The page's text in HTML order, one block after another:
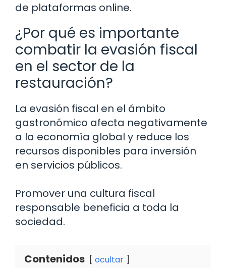
de plataformas online.
¿Por qué es importante
combatir la evasión fiscal
en el sector de la
restauración?
La evasión fiscal en el ámbito
gastronómico afecta negativamente
a la economía global y reduce los
recursos disponibles para inversión
en servicios públicos.
Promover una cultura fiscal
responsable beneficia a toda la
sociedad.
Contenidos ocultar